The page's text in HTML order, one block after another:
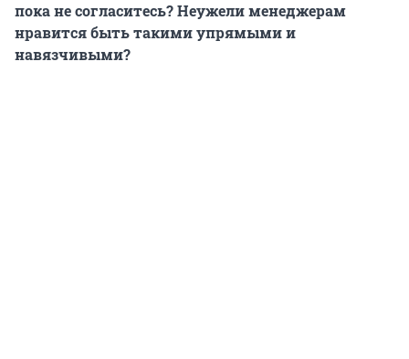
пока не согласитесь? Неужели менеджерам
нравится быть такими упрямыми и
навязчивыми?